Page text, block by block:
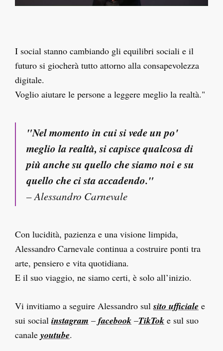
I social stanno cambiando gli equilibri sociali e il
futuro si giocherà tutto attorno alla consapevolezza
digitale.
Voglio aiutare le persone a leggere meglio la realtà."
"Nel momento in cui si vede un po'
meglio la realtà, si capisce qualcosa di
più anche su quello che siamo noi e su
quello che ci sta accadendo."
– Alessandro Carnevale
Con lucidità, pazienza e una visione limpida,
Alessandro Carnevale continua a costruire ponti tra
arte, pensiero e vita quotidiana.
E il suo viaggio, ne siamo certi, è solo all’inizio.
Vi invitiamo a seguire Alessandro sulsito ufficiale e
sui social instagram – facebook –TikTok e sul suo
canale youtube.